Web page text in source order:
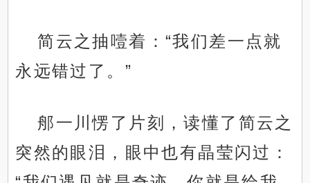
简云之抽噎着：“我们差一点就
永远错过了。”
郍一川愣了片刻，读懂了简云之
突然的眼泪，眼中也有晶莹闪过：